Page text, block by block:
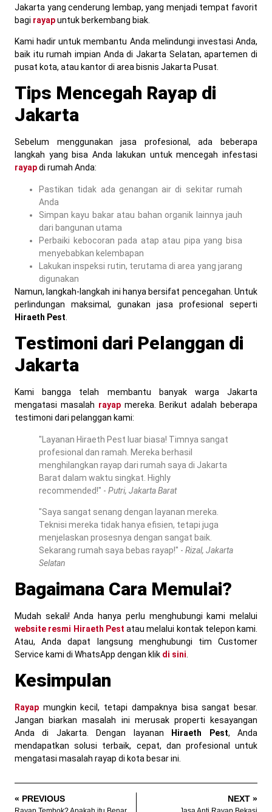
Jakarta yang cenderung lembap, yang menjadi tempat favorit
bagi rayapuntuk berkembang biak.
Kami hadir untuk membantu Anda melindungi investasi Anda,
baik itu rumah impian Anda di Jakarta Selatan, apartemen di
pusat kota, atau kantor di area bisnis Jakarta Pusat.
Tips Mencegah Rayap di
Jakarta
Sebelum menggunakan jasa profesional, ada beberapa
langkah yang bisa Anda lakukan untuk mencegah infestasi
rayapdi rumah Anda:
Pastikan tidak ada genangan air di sekitar rumah
Anda
Simpan kayu bakar atau bahan organik lainnya jauh
dari bangunan utama
Perbaiki kebocoran pada atap atau pipa yang bisa
menyebabkan kelembapan
Lakukan inspeksi rutin, terutama di area yang jarang
digunakan
Namun, langkah-langkah ini hanya bersifat pencegahan. Untuk
perlindungan maksimal, gunakan jasa profesional seperti
Hiraeth Pest
Testimoni dari Pelanggan di
Jakarta
Kami bangga telah membantu banyak warga Jakarta
mengatasi masalah rayapmereka. Berikut adalah beberapa
testimoni dari pelanggan kami:
"Layanan Hiraeth Pest luar biasa! Timnya sangat
profesional dan ramah. Mereka berhasil
menghilangkan rayap dari rumah saya di Jakarta
Barat dalam waktu singkat. Highly
recommended!" - Putri, Jakarta Barat
"Saya sangat senang dengan layanan mereka.
Teknisi mereka tidak hanya efisien, tetapi juga
menjelaskan prosesnya dengan sangat baik.
Sekarang rumah saya bebas rayap!" - Rizal, Jakarta
Selatan
Bagaimana Cara Memulai?
Mudah sekali! Anda hanya perlu menghubungi kami melalui
website resmi Hiraeth Pest atau melalui kontak telepon kami.
Atau, Anda dapat langsung menghubungi tim Customer
Service kami di WhatsApp dengan klik di sini
Kesimpulan
Rayap mungkin kecil, tetapi dampaknya bisa sangat besar.
Jangan biarkan masalah ini merusak properti kesayangan
Anda di Jakarta. Dengan layanan
Hiraeth Pest, Anda
mendapatkan solusi terbaik, cepat, dan profesional untuk
mengatasi masalah rayap di kota besar ini.
« PREVIOUS NEXT »